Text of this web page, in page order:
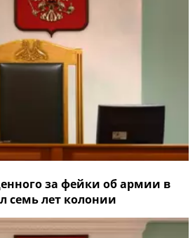
за фейки об армии в
семь лет колонии